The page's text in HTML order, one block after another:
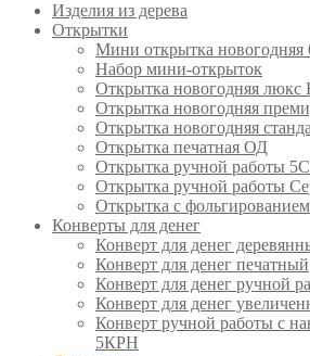
Изделия из дерева
Открытки
Мини открытка новогодняя
Набор мини-открыток
Открытка новогодняя
Открытка новогодняя
Открытка новогодняя
Открытка печатная ОД
Открытка ручной работы
Открытка ручной работы
Открытка с
Конверты для денег
Конверт для денег
Конверт для денег печатный
Конверт для денег ручной
Конверт для денег
Конверт ручной работы с
5КРН